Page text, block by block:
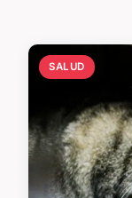
SALUD